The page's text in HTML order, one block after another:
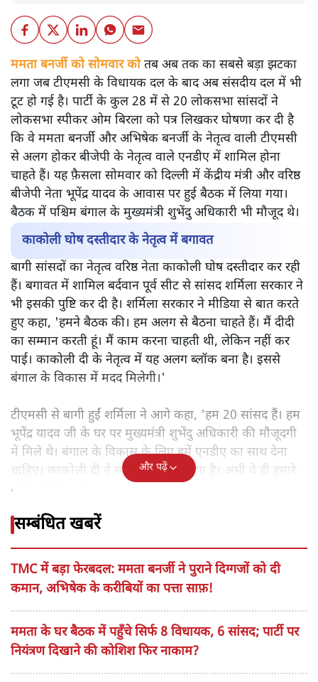
ममता बनर्जी को सोमवार कोतब अब तक का सबसे बड़ा झटका
लगा जब टीएमसी के विधायक दल के बाद अब संसदीय दल में भी
टूट हो गई है। पार्टी के कुल 28 में से 20 लोकसभा सांसदों ने
लोकसभा स्पीकर ओम बिरला को पत्र लिखकर घोषणा कर दी है
कि वे ममता बनर्जी और अभिषेक बनर्जी के नेतृत्व वाली टीएमसी
से अलग होकर बीजेपी के नेतृत्व वाले एनडीए में शामिल होना
चाहते हैं। यह फ़ैसला सोमवार को दिल्ली में केंद्रीय मंत्री और वरिष्ठ
बीजेपी नेता भूपेंद्र यादव के आवास पर हुई बैठक में लिया गया।
बैठक में पश्चिम बंगाल के मुख्यमंत्री शुभेंदु अधिकारी भी मौजूद थे।
काकोली घोष दस्तीदार के नेतृत्व में बगावत
बागी सांसदों का नेतृत्व वरिष्ठ नेता काकोली घोष दस्तीदार कर रही
हैं। बगावत में शामिल बर्दवान पूर्व सीट से सांसद शर्मिला सरकार ने
भी इसकी पुष्टि कर दी है। शर्मिला सरकार ने मीडिया से बात करते
हुए कहा, 'हमने बैठक की। हम अलग से बैठना चाहते हैं। मैं दीदी
का सम्मान करती हूं। मैं काम करना चाहती थी, लेकिन नहीं कर
पाई। काकोली दी के नेतृत्व में यह अलग ब्लॉक बना है। इससे
बंगाल के विकास में मदद मिलेगी।'
टीएमसी से बागी हुईं शर्मिला ने आगे कहा, 'हम 20 सांसद हैं। हम
भूपेंद्र यादव जी के घर पर मुख्यमंत्री शुभेंदु अधिकारी की मौजूदगी
में मिले थे। बंगाल के विकास के लिए हमें एनडीए का साथ देना
चाहिए। काकोली दी ने स्पीकर को पत्र सौंपा है। अभी वे ही हमारे
ब्लॉक की नेता हैं।'
और पढ़ें
सम्बंधित खबरें
TMC में बड़ा फेरबदल: ममता बनर्जी ने पुराने दिग्गजों को दी
कमान, अभिषेक के करीबियों का पत्ता साफ़!
ममता के घर बैठक में पहुँचे सिर्फ 8 विधायक, 6 सांसद; पार्टी पर
नियंत्रण दिखाने की कोशिश फिर नाकाम?